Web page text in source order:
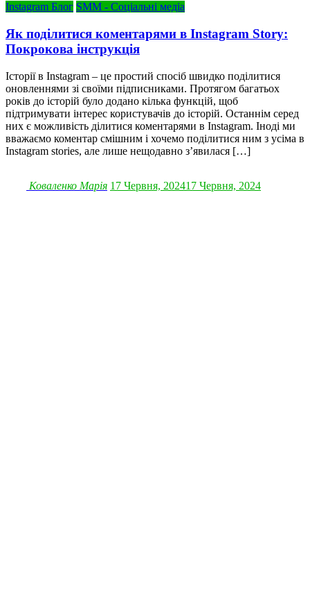
Instagram Блог SMM - Соціальні медіа
Як поділитися коментарями в Instagram Story:
Покрокова інструкція
Історії в Instagram – це простий спосіб швидко поділитися
оновленнями зі своїми підписниками. Протягом багатьох
років до історій було додано кілька функцій, щоб
підтримувати інтерес користувачів до історій. Останнім серед
них є можливість ділитися коментарями в Instagram. Іноді ми
вважаємо коментар смішним і хочемо поділитися ним з усіма в
Instagram stories, але лише нещодавно з’явилася […]
Коваленко Марія 17 Червня, 202417 Червня, 2024